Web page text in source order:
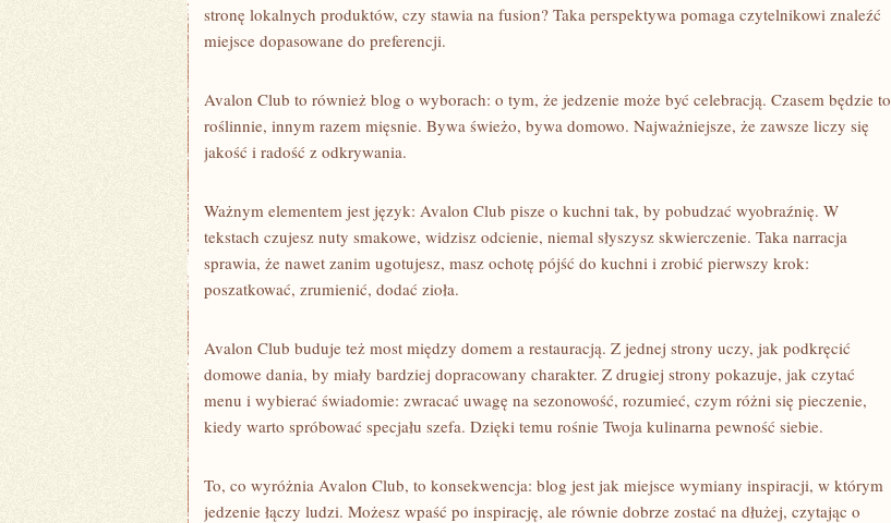
stronę lokalnych produktów, czy stawia na fusion? Taka perspektywa pomaga czytelnikowi znaleźć
miejsce dopasowane do preferencji.
Avalon Club to również blog o wyborach: o tym, że jedzenie może być celebracją. Czasem będzie to
roślinnie, innym razem mięsnie. Bywa świeżo, bywa domowo. Najważniejsze, że zawsze liczy się
jakość i radość z odkrywania.
Ważnym elementem jest język: Avalon Club pisze o kuchni tak, by pobudzać wyobraźnię. W
tekstach czujesz nuty smakowe, widzisz odcienie, niemal słyszysz skwierczenie. Taka narracja
sprawia, że nawet zanim ugotujesz, masz ochotę pójść do kuchni i zrobić pierwszy krok:
poszatkować, zrumienić, dodać zioła.
Avalon Club buduje też most między domem a restauracją. Z jednej strony uczy, jak podkręcić
domowe dania, by miały bardziej dopracowany charakter. Z drugiej strony pokazuje, jak czytać
menu i wybierać świadomie: zwracać uwagę na sezonowość, rozumieć, czym różni się pieczenie,
kiedy warto spróbować specjału szefa. Dzięki temu rośnie Twoja kulinarna pewność siebie.
To, co wyróżnia Avalon Club, to konsekwencja: blog jest jak miejsce wymiany inspiracji, w którym
jedzenie łączy ludzi. Możesz wpaść po inspirację, ale równie dobrze zostać na dłużej, czytając o